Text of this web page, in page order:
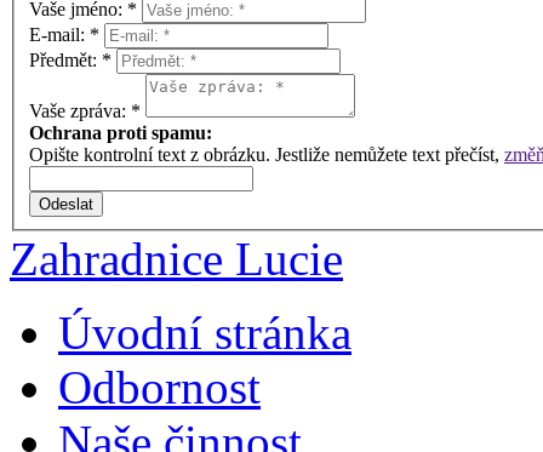
Vaše jméno: *
E-mail: *
Předmět: *
Vaše zpráva: *
Ochrana proti spamu:
Opište kontrolní text z obrázku. Jestliže nemůžete text přečíst,
Zahradnice Lucie
Úvodní stránka
Odbornost